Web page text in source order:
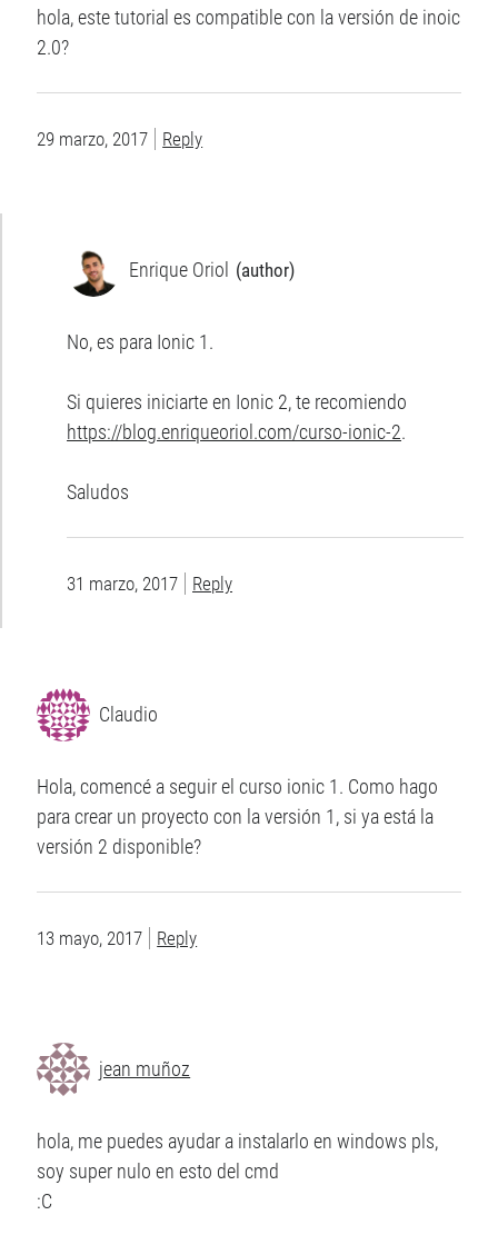
hola, este tutorial es compatible con la versión de inoic
2.0?
29 marzo, 2017 Reply
Enrique Oriol
No, es para Ionic 1.
Si quieres iniciarte en Ionic 2, te recomiendo
https://blog.enriqueoriol.com/curso-ionic-2.
Saludos
31 marzo, 2017 Reply
Claudio
Hola, comencé a seguir el curso ionic 1. Como hago
para crear un proyecto con la versión 1, si ya está la
versión 2 disponible?
13 mayo, 2017 Reply
jean muñoz
hola, me puedes ayudar a instalarlo en windows pls,
soy super nulo en esto del cmd
:C